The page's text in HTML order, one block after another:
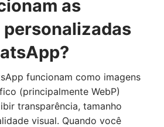
as
funcionam como imagens
(principalmente WebP)
transparência, tamanho
visual. Quando você